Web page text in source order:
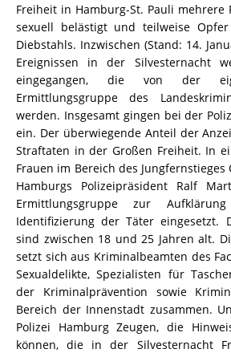
Freiheit in Hamburg-St. Pauli mehrere
sexuell belästigt und teilweise
Diebstahls. Inzwischen (Stand: 14.
Ereignissen in der Silvesternacht
eingegangen, die von der
Ermittlungsgruppe des
werden. Insgesamt gingen bei der
ein. Der überwiegende Anteil der
Straftaten in der Großen Freiheit. In
Frauen im Bereich des
Hamburgs Polizeipräsident Ralf
Ermittlungsgruppe zur
Identifizierung der Täter eingesetzt.
sind zwischen 18 und 25 Jahren alt.
setzt sich aus Kriminalbeamten des
Sexualdelikte, Spezialisten für
der Kriminalprävention sowie
Bereich der Innenstadt zusammen.
Polizei Hamburg Zeugen, die
können, die in der Silvesternacht